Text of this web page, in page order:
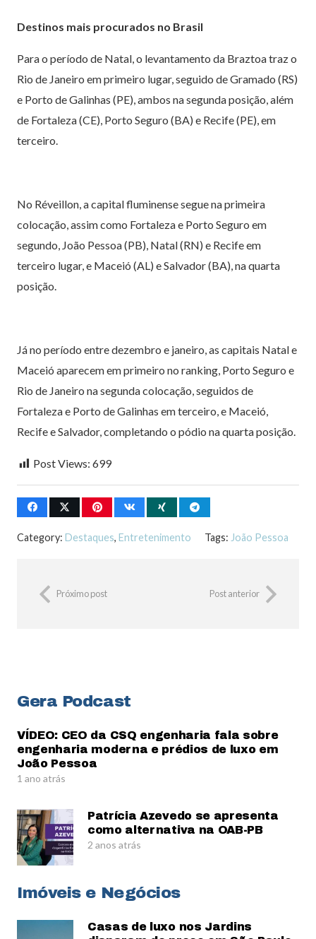
Destinos mais procurados no Brasil
Para o período de Natal, o levantamento da Braztoa traz o
Rio de Janeiro em primeiro lugar, seguido de Gramado (RS)
e Porto de Galinhas (PE), ambos na segunda posição, além
de Fortaleza (CE), Porto Seguro (BA) e Recife (PE), em
terceiro.
No Réveillon, a capital fluminense segue na primeira
colocação, assim como Fortaleza e Porto Seguro em
segundo, João Pessoa (PB), Natal (RN) e Recife em
terceiro lugar, e Maceió (AL) e Salvador (BA), na quarta
posição.
Já no período entre dezembro e janeiro, as capitais Natal e
Maceió aparecem em primeiro no ranking, Porto Seguro e
Rio de Janeiro na segunda colocação, seguidos de
Fortaleza e Porto de Galinhas em terceiro, e Maceió,
Recife e Salvador, completando o pódio na quarta posição.
Post Views: 699
Category: Destaques, Entretenimento Tags: João Pessoa
Próximo post Post anterior
Gera Podcast
VÍDEO: CEO da CSQ engenharia fala sobre
engenharia moderna e prédios de luxo em
João Pessoa
1 ano atrás
Patrícia Azevedo se apresenta
como alternativa na OAB-PB
2 anos atrás
Imóveis e Negócios
Casas de luxo nos Jardins